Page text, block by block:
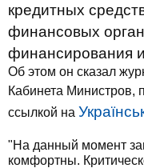
кредитных
финансовых
финансирования
Об этом он сказал
Кабинета Министров,
ссылкой на
"На данный момент
комфортны.